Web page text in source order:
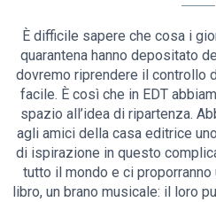
È difficile sapere che cosa i
quarantena hanno depositato
dovremo riprendere il controllo
facile. È così che in EDT
spazio all’idea di ripartenza.
agli amici della casa editrice
di ispirazione in questo
tutto il mondo e ci proporranno
libro, un brano musicale: il loro